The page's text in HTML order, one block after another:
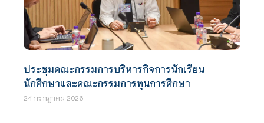
ประชุมคณะกรรมการบริหารกิจการนักเรียน
นักศึกษาและคณะกรรมการทุนการศึกษา
24 กรกฎาคม 2026